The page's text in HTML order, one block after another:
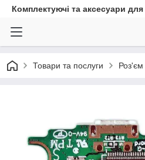
Комплектуючі та аксесуари
Товари та послуги